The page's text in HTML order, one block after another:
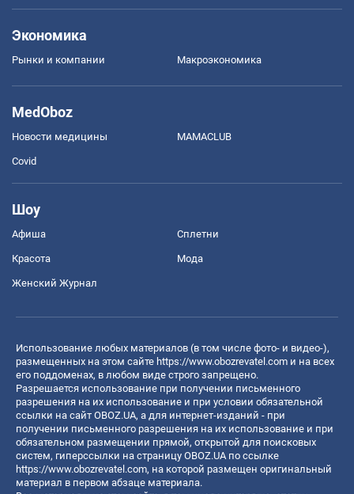
Экономика
Рынки и компании Mакроэкономика
MedOboz
Новости медицины MAMACLUB
Covid
Шоу
Афиша Сплетни
Красота Мода
Женский Журнал
Использование любых материалов (в том числе фото- и видео-),
размещенных на этом сайте https://www.obozrevatel.com и на всех
его поддоменах, в любом виде строго запрещено.
Разрешается использование при получении письменного
разрешения на их использование и при условии обязательной
ссылки на сайт OBOZ.UA, а для интернет-изданий - при
получении письменного разрешения на их использование и при
обязательном размещении прямой, открытой для поисковых
систем, гиперссылки на страницу OBOZ.UA по ссылке
https://www.obozrevatel.com, на которой размещен оригинальный
материал в первом абзаце материала.